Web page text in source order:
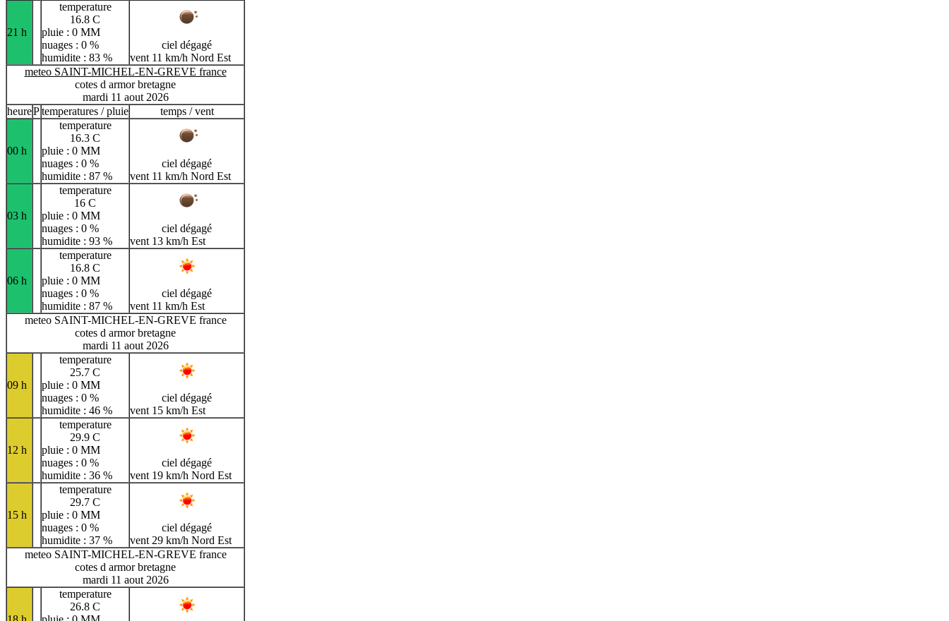
21 h
temperature
16.8 C
pluie : 0 MM
nuages : 0 %
humidite : 83 %
ciel dégagé
vent 11 km/h Nord Est
meteo SAINT-MICHEL-EN-GREVE france
cotes d armor bretagne
mardi 11 aout 2026
heurePtemperatures / pluie temps / vent
00 h
temperature
16.3 C
pluie : 0 MM
nuages : 0 %
humidite : 87 %
ciel dégagé
vent 11 km/h Nord Est
03 h
temperature
16 C
pluie : 0 MM
nuages : 0 %
humidite : 93 %
ciel dégagé
vent 13 km/h Est
06 h
temperature
16.8 C
pluie : 0 MM
nuages : 0 %
humidite : 87 %
ciel dégagé
vent 11 km/h Est
meteo SAINT-MICHEL-EN-GREVE france
cotes d armor bretagne
mardi 11 aout 2026
09 h
temperature
25.7 C
pluie : 0 MM
nuages : 0 %
humidite : 46 %
ciel dégagé
vent 15 km/h Est
12 h
temperature
29.9 C
pluie : 0 MM
nuages : 0 %
humidite : 36 %
ciel dégagé
vent 19 km/h Nord Est
15 h
temperature
29.7 C
pluie : 0 MM
nuages : 0 %
humidite : 37 %
ciel dégagé
vent 29 km/h Nord Est
meteo SAINT-MICHEL-EN-GREVE france
cotes d armor bretagne
mardi 11 aout 2026
temperature
26.8 C